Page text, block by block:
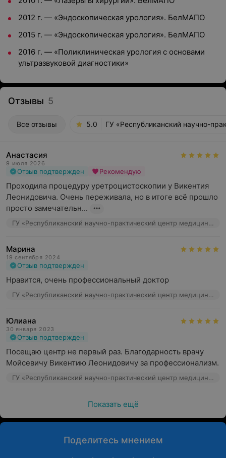
2012 г. — «Эндоскопическая урология». БелМАПО
2015 г. — «Эндоскопическая урология». БелМАПО
2016 г. — «Поликлиническая урология с основами
ультразвуковой диагностики»
Отзывы 5
Все отзывы 5.0 ГУ «Республиканский научно-
Анастасия
9 июля 2026
Отзыв подтвержден Рекомендую
Проходила процедуру уретроцистоскопии у Викентия
Леонидовича. Очень переживала, но в итоге всё прошло
просто замечательн...
ГУ «Республиканский научно-практический центр медицинской экспертизы и реабилитаци», ул. Макаенка, 17
Марина
19 сентября 2024
Отзыв подтвержден
Нравится, очень профессиональный доктор
ГУ «Республиканский научно-практический центр медицинской экспертизы и реабилитаци», ул. Макаенка, 17
Юлиана
30 января 2023
Отзыв подтвержден
Посещаю центр не первый раз. Благодарность врачу
Мойсевичу Викентию Леонидовичу за профессионализм.
ГУ «Республиканский научно-практический центр медицинской экспертизы и реабилитаци», ул. Макаенка, 17
Показать ещё
Поделитесь мнением